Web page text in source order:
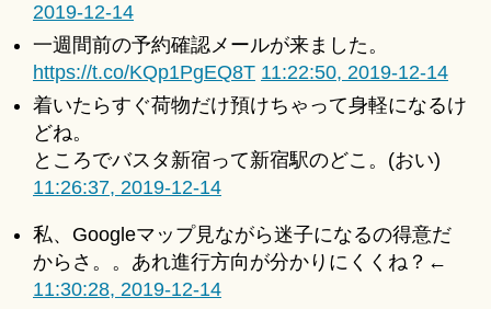
2019-12-14
一週間前の予約確認メールが来ました。
https://t.co/KQp1PgEQ8T 11:22:50, 2019-12-14
着いたらすぐ荷物だけ預けちゃって身軽になるけ
どね。
ところでバスタ新宿って新宿駅のどこ。(おい)
11:26:37, 2019-12-14
私、Googleマップ見ながら迷子になるの得意だ
からさ。。あれ進行方向が分かりにくくね？←
11:30:28, 2019-12-14